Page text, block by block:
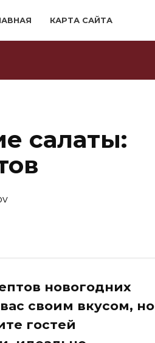
КАРТА САЙТА
салаты:
новогодних
своим вкусом, но
гостей